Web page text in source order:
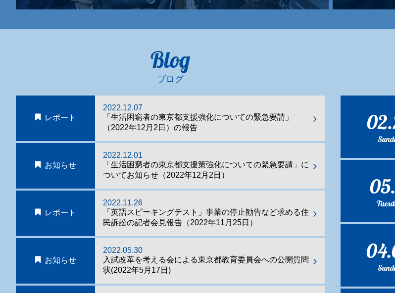
Blog
ブログ
レポート
2022.12.07
「生活困窮者の東京都支援強化についての緊急要請」
（2022年12月2日）の報告
お知らせ
2022.12.01
「生活困窮者の東京都支援策強化についての緊急要請」に
ついてお知らせ（2022年12月2日）
レポート
2022.11.26
「英語スピーキングテスト」事業の停止勧告など求める住
民訴訟の記者会見報告（2022年11月25日）
お知らせ
2022.05.30
入試改革を考える会による東京都教育委員会への公開質問
状(2022年5月17日)